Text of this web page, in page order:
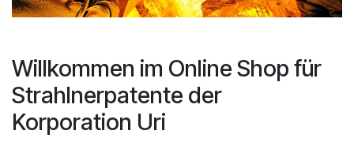
Willkommen im Online Shop für
Strahlnerpatente der
Korporation Uri